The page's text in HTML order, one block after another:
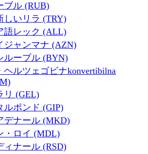
ブル (RUB)
しいリラ (TRY)
語レック (ALL)
ジャンマナ (AZN)
ルーブル (BYN)
ヘルツェゴビナkonvertibilna
リ (GEL)
ルポンド (GIP)
デナール (MKD)
・ロイ (MDL)
ィナール (RSD)